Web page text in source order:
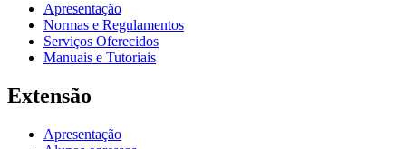
Apresentação
Normas e Regulamentos
Serviços Oferecidos
Manuais e Tutoriais
Extensão
Apresentação